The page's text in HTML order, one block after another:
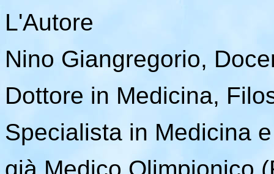
L'Autore
Nino Giangregorio,
Dottore in Medicina,
Specialista in Medicina